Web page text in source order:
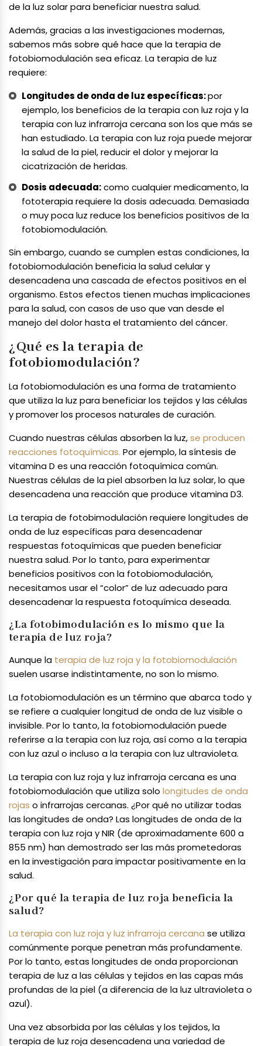
de la luz solar para beneficiar nuestra salud.
Además, gracias a las investigaciones modernas,
sabemos más sobre qué hace que la terapia de
fotobiomodulación sea eficaz. La terapia de luz
requiere:
Longitudes de onda de luz específicas:por
ejemplo, los beneficios de la terapia con luz roja y la
terapia con luz infrarroja cercana son los que más se
han estudiado. La terapia con luz roja puede mejorar
la salud de la piel, reducir el dolor y mejorar la
cicatrización de heridas.
Dosis adecuada:como cualquier medicamento, la
fototerapia requiere la dosis adecuada. Demasiada
o muy poca luz reduce los beneficios positivos de la
fotobiomodulación.
Sin embargo, cuando se cumplen estas condiciones, la
fotobiomodulación beneficia la salud celular y
desencadena una cascada de efectos positivos en el
organismo. Estos efectos tienen muchas implicaciones
para la salud, con casos de uso que van desde el
manejo del dolor hasta el tratamiento del cáncer.
¿Qué es la terapia de
fotobiomodulación?
La fotobiomodulación es una forma de tratamiento
que utiliza la luz para beneficiar los tejidos y las células
y promover los procesos naturales de curación.
Cuando nuestras células absorben la luz,se producen
reacciones fotoquímicas. Por ejemplo, la síntesis de
vitamina D es una reacción fotoquímica común.
Nuestras células de la piel absorben la luz solar, lo que
desencadena una reacción que produce vitamina D3.
La terapia de fotobimodulación requiere longitudes de
onda de luz específicas para desencadenar
respuestas fotoquímicas que pueden beneficiar
nuestra salud. Por lo tanto, para experimentar
beneficios positivos con la fotobiomodulación,
necesitamos usar el “color” de luz adecuado para
desencadenar la respuesta fotoquímica deseada.
¿La fotobimodulación es lo mismo que la
terapia de luz roja?
Aunque la terapia de luz roja y la fotobiomodulación
suelen usarse indistintamente, no son lo mismo.
La fotobiomodulación es un término que abarca todo y
se refiere a cualquier longitud de onda de luz visible o
invisible. Por lo tanto, la fotobiomodulación puede
referirse a la terapia con luz roja, así como a la terapia
con luz azul o incluso a la terapia con luz ultravioleta.
La terapia con luz roja y luz infrarroja cercana es una
fotobiomodulación que utiliza solo longitudes de onda
rojas o infrarrojas cercanas. ¿Por qué no utilizar todas
las longitudes de onda? Las longitudes de onda de la
terapia con luz roja y NIR (de aproximadamente 600 a
855 nm) han demostrado ser las más prometedoras
en la investigación para impactar positivamente en la
salud.
¿Por qué la terapia de luz roja beneficia la
salud?
La terapia con luz roja y luz infrarroja cercana se utiliza
comúnmente porque penetran más profundamente.
Por lo tanto, estas longitudes de onda proporcionan
terapia de luz a las células y tejidos en las capas más
profundas de la piel (a diferencia de la luz ultravioleta o
azul).
Una vez absorbida por las células y los tejidos, la
terapia de luz roja desencadena una variedad de